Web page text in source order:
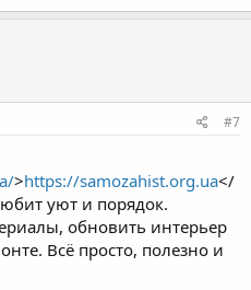
#7
>https://samozahist.org.ua</
уют и порядок.
обновить интерьер
Всё просто, полезно и